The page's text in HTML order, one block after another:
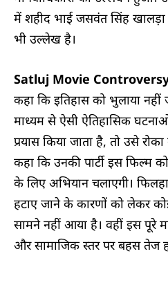
में शहीद भाई जसवंत सिंह
भी उल्लेख है।
Satluj Movie
कहा कि इतिहास को भुलाया नहीं
माध्यम से ऐसी ऐतिहासिक
प्रयास किया जाता है, तो उसे रोका
कहा कि उनकी पार्टी इस फिल्म
के लिए अभियान चलाएगी।
हटाए जाने के कारणों को लेकर
सामने नहीं आया है। वहीं इस पूरे
और सामाजिक स्तर पर बहस तेज